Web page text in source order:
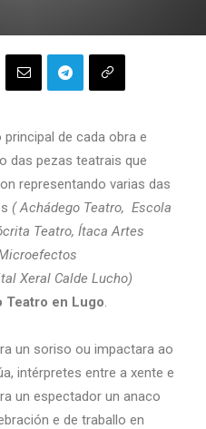
de cada obra e
das pezas teatrais que
representando varias das
( Achádego Teatro, Escola
Teatro, Ítaca Artes
Xeral Calde Lucho)
Teatro en Lugo.
un soriso ou impactara ao
intérpretes entre a xente e
un espectador un anaco
e de traballo en